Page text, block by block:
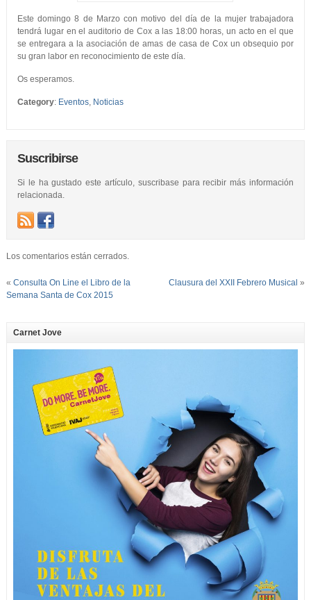
Este domingo 8 de Marzo con motivo del día de la mujer trabajadora
tendrá lugar en el auditorio de Cox a las 18:00 horas, un acto en el que
se entregara a la asociación de amas de casa de Cox un obsequio por
su gran labor en reconocimiento de este día.
Os esperamos.
Category: Eventos, Noticias
Suscribirse
Si le ha gustado este artículo, suscribase para recibir más información
relacionada.
Los comentarios están cerrados.
« Consulta On Line el Libro de la
Semana Santa de Cox 2015
Clausura del XXII Febrero Musical »
Carnet Jove